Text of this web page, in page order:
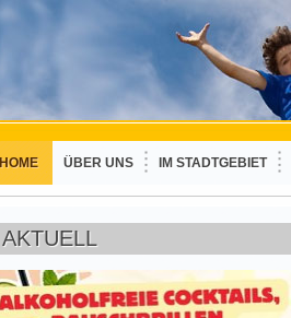
HOME ÜBER UNS IM STADTGEBIET
AKTUELL